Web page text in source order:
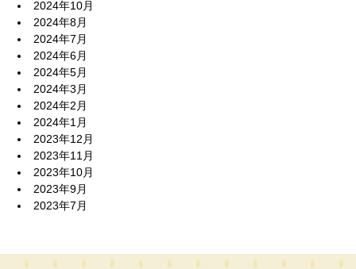
2024年10月
2024年8月
2024年7月
2024年6月
2024年5月
2024年3月
2024年2月
2024年1月
2023年12月
2023年11月
2023年10月
2023年9月
2023年7月